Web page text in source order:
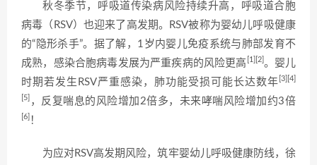
秋冬季节，呼吸道传染病风险持续升高，呼吸道合胞
病毒（RSV）也迎来了高发期。RSV被称为婴幼儿呼吸健康
的“隐形杀手”。据了解，1岁内婴儿免疫系统与肺部发育不
成熟，感染合胞病毒发展为严重疾病的风险更高 [1] [2] 。婴儿
时期若发生RSV严重感染，肺功能受损可能长达数年 [3] [4]
[5] ，反复喘息的风险增加2倍多，未来哮喘风险增加约3倍
[6] ！
为应对RSV高发期风险，筑牢婴幼儿呼吸健康防线，徐